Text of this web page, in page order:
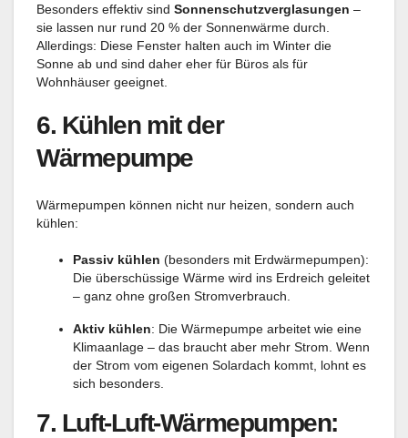
Besonders effektiv sind Sonnenschutzverglasungen –
sie lassen nur rund 20 % der Sonnenwärme durch.
Allerdings: Diese Fenster halten auch im Winter die
Sonne ab und sind daher eher für Büros als für
Wohnhäuser geeignet.
6. Kühlen mit der
Wärmepumpe
Wärmepumpen können nicht nur heizen, sondern auch
kühlen:
Passiv kühlen (besonders mit Erdwärmepumpen):
Die überschüssige Wärme wird ins Erdreich geleitet
– ganz ohne großen Stromverbrauch.
Aktiv kühlen: Die Wärmepumpe arbeitet wie eine
Klimaanlage – das braucht aber mehr Strom. Wenn
der Strom vom eigenen Solardach kommt, lohnt es
sich besonders.
7. Luft-Luft-Wärmepumpen: